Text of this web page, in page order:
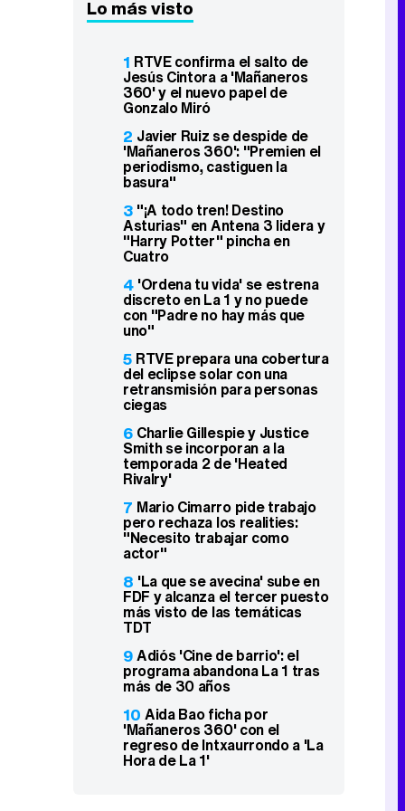
Lo más visto
1 RTVE confirma el salto de
Jesús Cintora a 'Mañaneros
360' y el nuevo papel de
Gonzalo Miró
2 Javier Ruiz se despide de
'Mañaneros 360': "Premien el
periodismo, castiguen la
basura"
3 "¡A todo tren! Destino
Asturias" en Antena 3 lidera y
"Harry Potter" pincha en
Cuatro
4 'Ordena tu vida' se estrena
discreto en La 1 y no puede
con "Padre no hay más que
uno"
5 RTVE prepara una cobertura
del eclipse solar con una
retransmisión para personas
ciegas
6 Charlie Gillespie y Justice
Smith se incorporan a la
temporada 2 de 'Heated
Rivalry'
7 Mario Cimarro pide trabajo
pero rechaza los realities:
"Necesito trabajar como
actor"
8 'La que se avecina' sube en
FDF y alcanza el tercer puesto
más visto de las temáticas
TDT
9Adiós 'Cine de barrio': el
programa abandona La 1 tras
más de 30 años
10 Aida Bao ficha por
'Mañaneros 360' con el
regreso de Intxaurrondo a 'La
Hora de La 1'